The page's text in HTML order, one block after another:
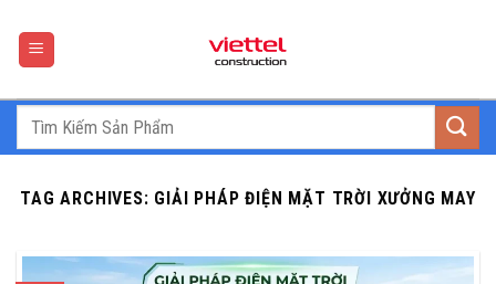
content
TAG ARCHIVES: GIẢI PHÁP ĐIỆN MẶT TRỜI XƯỞNG MAY